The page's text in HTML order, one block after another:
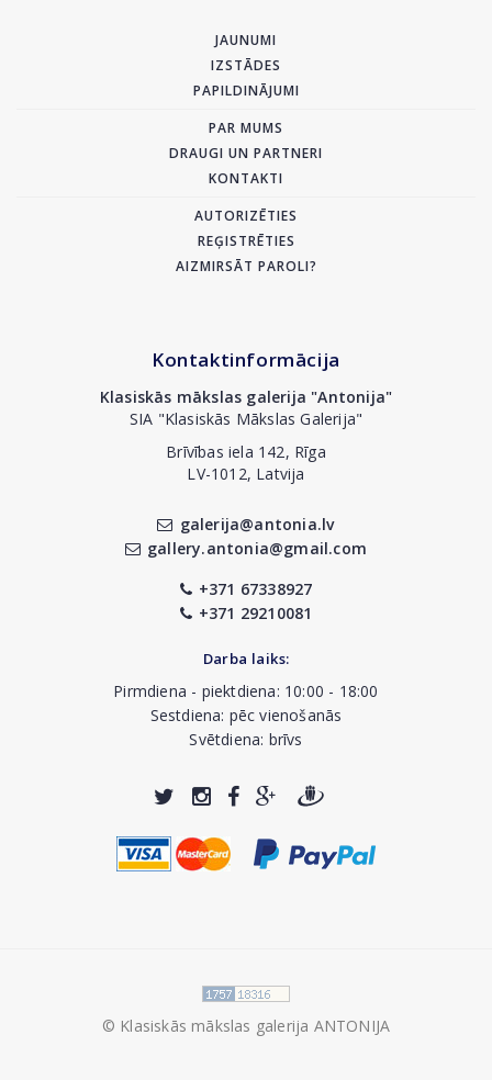
JAUNUMI
IZSTĀDES
PAPILDINĀJUMI
PAR MUMS
DRAUGI UN PARTNERI
KONTAKTI
AUTORIZĒTIES
REĢISTRĒTIES
AIZMIRSĀT PAROLI?
Kontaktinformācija
Klasiskās mākslas galerija "Antonija"
SIA "Klasiskās Mākslas Galerija"
Brīvības iela 142, Rīga
LV-1012, Latvija
galerija@antonia.lv
gallery.antonia@gmail.com
+371 67338927
+371 29210081
Darba laiks:
Pirmdiena - piektdiena: 10:00 - 18:00
Sestdiena: pēc vienošanās
Svētdiena: brīvs
© Klasiskās mākslas galerija ANTONIJA